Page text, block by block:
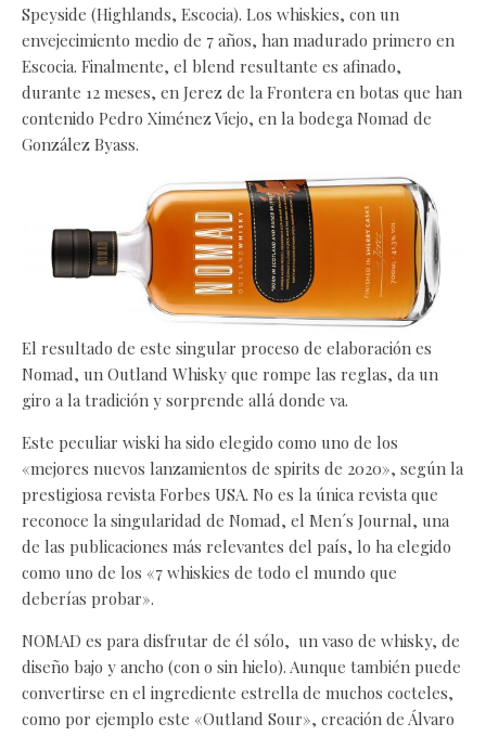
Speyside (Highlands, Escocia). Los whiskies, con un
envejecimiento medio de 7 años, han madurado primero en
Escocia. Finalmente, el blend resultante es afinado,
durante 12 meses, en Jerez de la Frontera en botas que han
contenido Pedro Ximénez Viejo, en la bodega Nomad de
González Byass.
El resultado de este singular proceso de elaboración es
Nomad, un Outland Whisky que rompe las reglas, da un
giro a la tradición y sorprende allá donde va.
Este peculiar wiski ha sido elegido como uno de los
«mejores nuevos lanzamientos de spirits de 2020», según la
prestigiosa revista Forbes USA. No es la única revista que
reconoce la singularidad de Nomad, el Men´s Journal, una
de las publicaciones más relevantes del país, lo ha elegido
como uno de los «7 whiskies de todo el mundo que
deberías probar».
NOMAD es para disfrutar de él sólo, un vaso de whisky, de
diseño bajo y ancho (con o sin hielo). Aunque también puede
convertirse en el ingrediente estrella de muchos cocteles,
como por ejemplo este «Outland Sour», creación de Álvaro